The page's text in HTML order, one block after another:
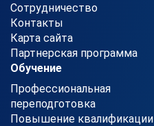
Сотрудничество
Контакты
Карта сайта
Партнерская программа
Обучение
Профессиональная
переподготовка
Повышение квалификации